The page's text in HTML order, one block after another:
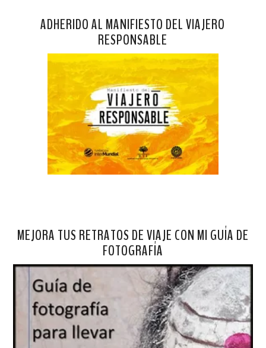
ADHERIDO AL MANIFIESTO DEL VIAJERO
RESPONSABLE
MEJORA TUS RETRATOS DE VIAJE CON MI GUÍA DE
FOTOGRAFÍA